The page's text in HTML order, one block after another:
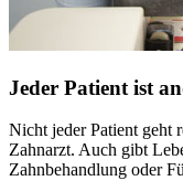
Jeder Patient ist
Nicht jeder Patient geht
Zahnarzt. Auch gibt
Zahnbehandlung oder